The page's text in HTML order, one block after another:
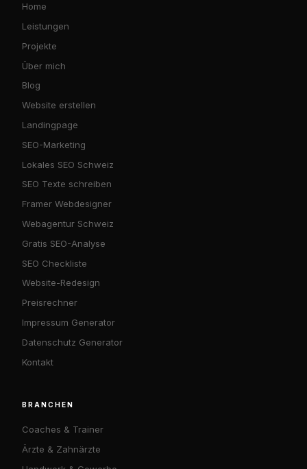
Home
Leistungen
Projekte
Über mich
Blog
Website erstellen
Landingpage
SEO-Marketing
Lokales SEO Schweiz
SEO Texte schreiben
Framer Webdesigner
Webagentur Schweiz
Gratis SEO-Analyse
SEO Checkliste
Website-Redesign
Preisrechner
Impressum Generator
Datenschutz Generator
Kontakt
BRANCHEN
Coaches & Trainer
Ärzte & Zahnärzte